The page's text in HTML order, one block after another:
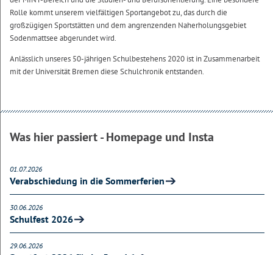
Rolle kommt unserem vielfältigen Sportangebot zu, das durch die
großzügigen Sportstätten und dem angrenzenden Naherholungsgebiet
Sodenmattsee abgerundet wird.
Anlässlich unseres 50-jährigen Schulbestehens 2020 ist in Zusammenarbeit
mit der Universität Bremen diese Schulchronik entstanden.
Was hier passiert - Homepage und Insta
01.07.2026
Verabschiedung in die Sommerferien
30.06.2026
Schulfest 2026
29.06.2026